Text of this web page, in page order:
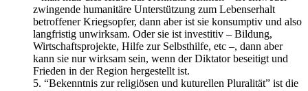
zwingende humanitäre Unterstützung zum Lebenserhalt
betroffener Kriegsopfer, dann aber ist sie konsumptiv und also
langfristig unwirksam. Oder sie ist investitiv – Bildung,
Wirtschaftsprojekte, Hilfe zur Selbsthilfe, etc –, dann aber
kann sie nur wirksam sein, wenn der Diktator beseitigt und
Frieden in der Region hergestellt ist.
5. “Bekenntnis zur religiösen und kuturellen Pluralität” ist die